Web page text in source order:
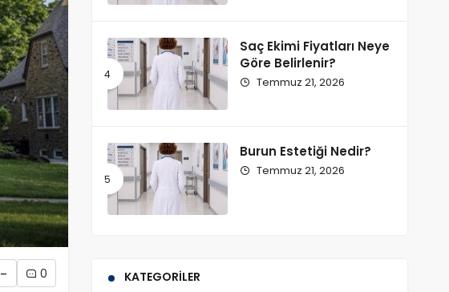
- 0
Saç Ekimi Fiyatları Neye
Göre Belirlenir?
Temmuz 21, 2026
Burun Estetiği Nedir?
Temmuz 21, 2026
KATEGORILER